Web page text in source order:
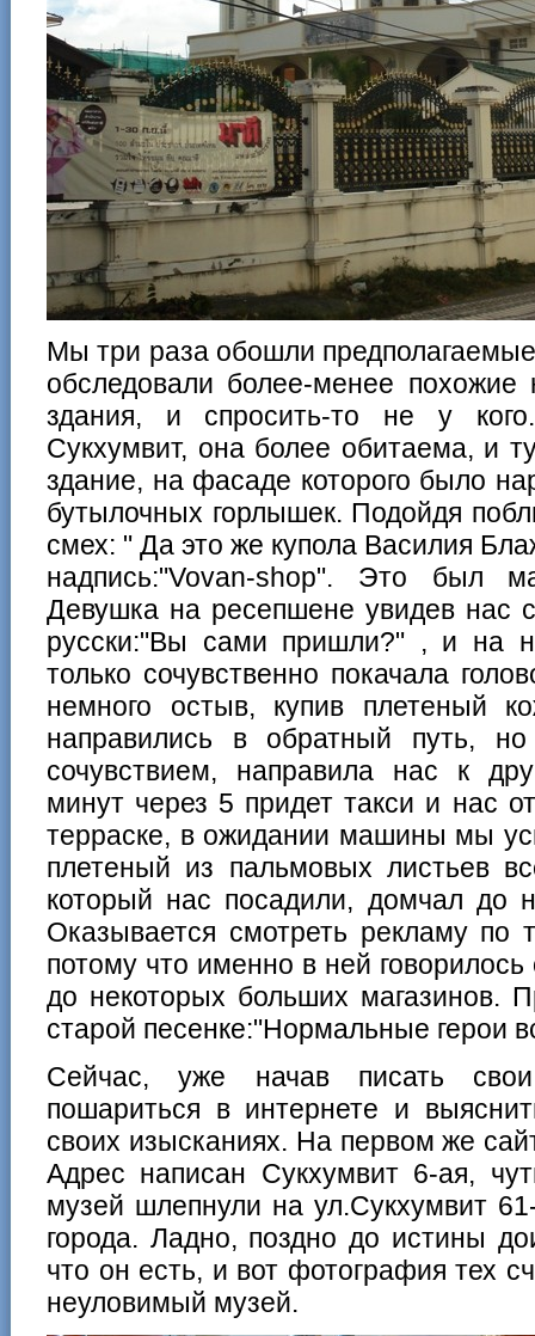
Мы три раза обошли
обследовали более-менее
здания, и спросить-то не у
Сукхумвит, она более обитаема, и
здание, на фасаде которого было
бутылочных горлышек. Подойдя
смех: " Да это же купола Василия
надпись:"Vovan-shop". Это был
Девушка на ресепшене увидев нас
русски:"Вы сами пришли?" , и на
только сочувственно покачала
немного остыв, купив плетеный
направились в обратный путь,
сочувствием, направила нас к
минут через 5 придет такси и нас
терраске, в ожидании машины мы
плетеный из пальмовых листьев
который нас посадили, домчал до
Оказывается смотреть рекламу по
потому что именно в ней
до некоторых больших магазинов.
старой песенке:"Нормальные герои
Сейчас, уже начав писать
пошариться в интернете и
своих изысканиях. На первом же
Адрес написан Сукхумвит 6-ая,
музей шлепнули на ул.Сукхумвит
города. Ладно, поздно до истины
что он есть, и вот фотография тех
неуловимый музей.